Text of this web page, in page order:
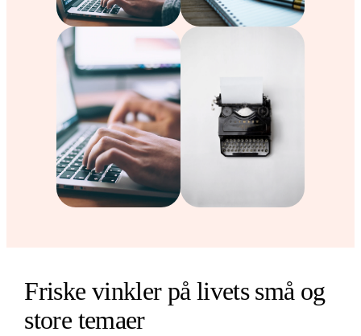
Friske vinkler på livets små og
store temaer